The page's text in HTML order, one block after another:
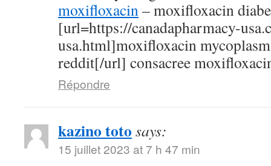
moxifloxacin– moxifloxacin
[url=https://canadapharmacy-
usa.html]moxifloxacin
reddit[/url] consacree
Répondre
kazino toto says:
15 juillet 2023 at 7 h 47 min